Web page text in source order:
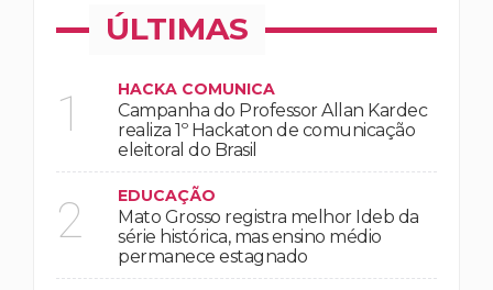
ÚLTIMAS
1 HACKA COMUNICA
Campanha do Professor Allan Kardec
realiza 1º Hackaton de comunicação
eleitoral do Brasil
2 EDUCAÇÃO
Mato Grosso registra melhor Ideb da
série histórica, mas ensino médio
permanece estagnado